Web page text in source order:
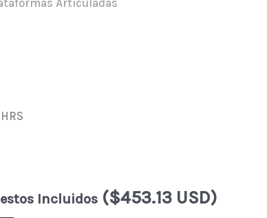
Articuladas
Incluidos ($453.13 USD)